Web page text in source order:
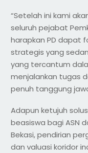
“Setelah ini kami
seluruh pejabat
harapkan PD dapat
strategis yang
yang tercantum
menjalankan tugas
penuh tanggung
Adapun ketujuh
beasiswa bagi ASN
Bekasi, pendirian
dan valuasi koridor